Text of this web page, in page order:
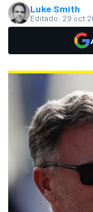
Luke Smith
Editado: 29 oct